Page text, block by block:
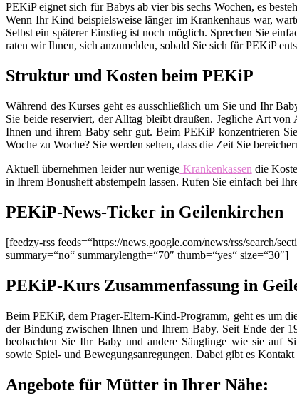
PEKiP eignet sich für Babys ab vier bis sechs Wochen, es
Wenn Ihr Kind beispielsweise länger im Krankenhaus war,
Selbst ein späterer Einstieg ist noch möglich. Sprechen Sie
raten wir Ihnen, sich anzumelden, sobald Sie sich für PEKiP
Struktur und Kosten beim PEKiP
Während des Kurses geht es ausschließlich um Sie und Ihr
Sie beide reserviert, der Alltag bleibt draußen. Jegliche Art
Ihnen und ihrem Baby sehr gut. Beim PEKiP konzentrieren
Woche zu Woche? Sie werden sehen, dass die Zeit Sie
Aktuell übernehmen leider nur wenige Krankenkassen die
in Ihrem Bonusheft abstempeln lassen. Rufen Sie einfach bei
PEKiP-News-Ticker in Geilenkirchen
[feedzy-rss feeds=“https://news.google.com/news/rss/search/
summary=“no“ summarylength=“70″ thumb=“yes“ size=“30″]
PEKiP-Kurs Zusammenfassung in
Beim PEKiP, dem Prager-Eltern-Kind-Programm, geht es um
der Bindung zwischen Ihnen und Ihrem Baby. Seit Ende der
beobachten Sie Ihr Baby und andere Säuglinge wie sie auf
sowie Spiel- und Bewegungsanregungen. Dabei gibt es
Angebote für Mütter in Ihrer Nähe: